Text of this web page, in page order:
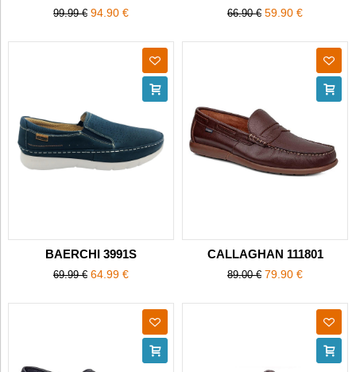
99.99 € 94.90 € 66.90 € 59.90 €
BAERCHI 3991S
69.99 € 64.99 €
CALLAGHAN 111801
89.00 € 79.90 €